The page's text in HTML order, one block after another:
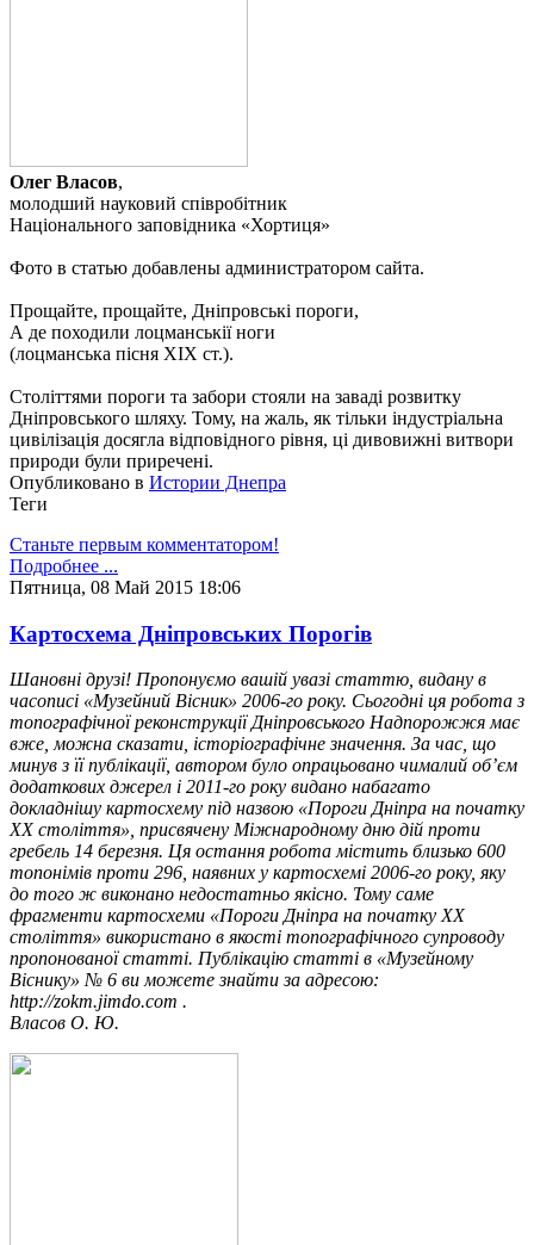
Олег Власов,
молодший науковий співробітник
Національного заповідника «Хортиця»
Фото в статью добавлены администратором сайта.
Прощайте, прощайте, Дніпровські пороги,
А де походили лоцманськії ноги
(лоцманська пісня ХІХ ст.).
Століттями пороги та забори стояли на заваді розвитку
Дніпровського шляху. Тому, на жаль, як тільки індустріальна
цивілізація досягла відповідного рівня, ці дивовижні витвори
природи були приречені.
Опубликовано в Истории Днепра
Теги
Станьте первым комментатором!
Подробнее ...
Пятница, 08 Май 2015 18:06
Картосхема Дніпровських Порогів
Шановні друзі! Пропонуємо вашій увазі статтю, видану в
часописі «Музейний Вісник» 2006-го року. Сьогодні ця робота з
топографічної реконструкції Дніпровського Надпорожжя має
вже, можна сказати, історіографічне значення. За час, що
минув з її публікації, автором було опрацьовано чималий об’єм
додаткових джерел і 2011-го року видано набагато
докладнішу картосхему під назвою «Пороги Дніпра на початку
ХХ століття», присвячену Міжнародному дню дій проти
гребель 14 березня. Ця остання робота містить близько 600
топонімів проти 296, наявних у картосхемі 2006-го року, яку
до того ж виконано недостатньо якісно. Тому саме
фрагменти картосхеми «Пороги Дніпра на початку ХХ
століття» використано в якості топографічного супроводу
пропонованої статті. Публікацію статті в «Музейному
Віснику» № 6 ви можете знайти за адресою:
http://zokm.jimdo.com .
Власов О. Ю.